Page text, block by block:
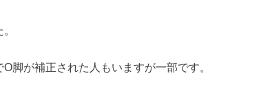
脚が補正された人もいますが一部です。